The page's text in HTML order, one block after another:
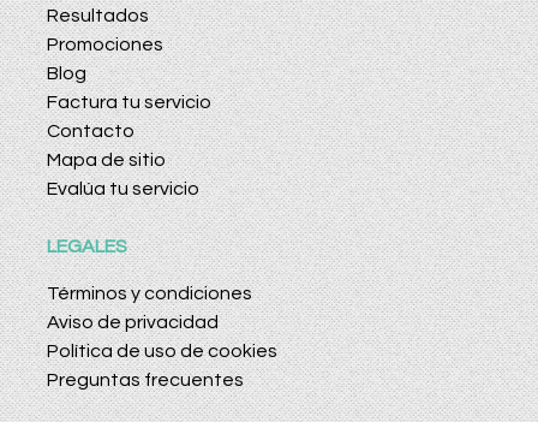
Resultados
Promociones
Blog
Factura tu servicio
Contacto
Mapa de sitio
Evalúa tu servicio
LEGALES
Términos y condiciones
Aviso de privacidad
Política de uso de cookies
Preguntas frecuentes